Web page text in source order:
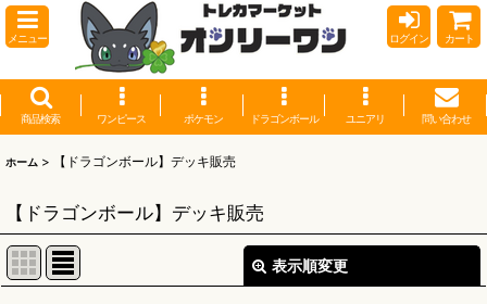
メニュー ログイン カート
商品検索 ワンピース ポケモン ドラゴンボール ユニアリ 問い合わせ
ホーム > 【ドラゴンボール】デッキ販売
【ドラゴンボール】デッキ販売
表示順変更